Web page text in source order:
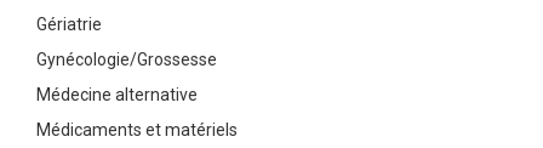
Gériatrie
Gynécologie/Grossesse
Médecine alternative
Médicaments et matériels